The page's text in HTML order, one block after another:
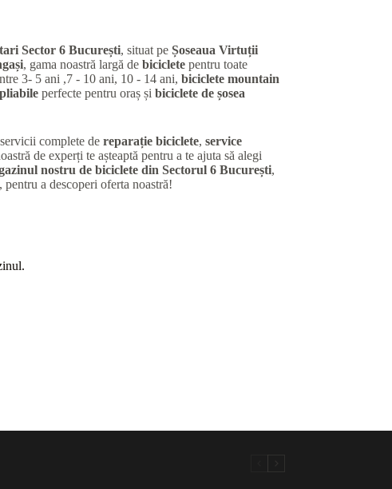
Sector 6 București, situat pe Șoseaua Virtuții
, gama noastră largă de bicicletepentru toate
3- 5 ani ,7 - 10 ani, 10 - 14 ani, biciclete mountain
perfecte pentru oraș și biciclete de șosea
complete de reparație biciclete, service
de experți te așteaptă pentru a te ajuta să alegi
nostru de biciclete din Sectorul 6 București,
pentru a descoperi oferta noastră!